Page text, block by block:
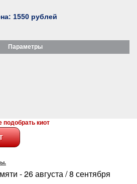
1550 рублей
Параметры
киот
- 26 августа / 8 сентября